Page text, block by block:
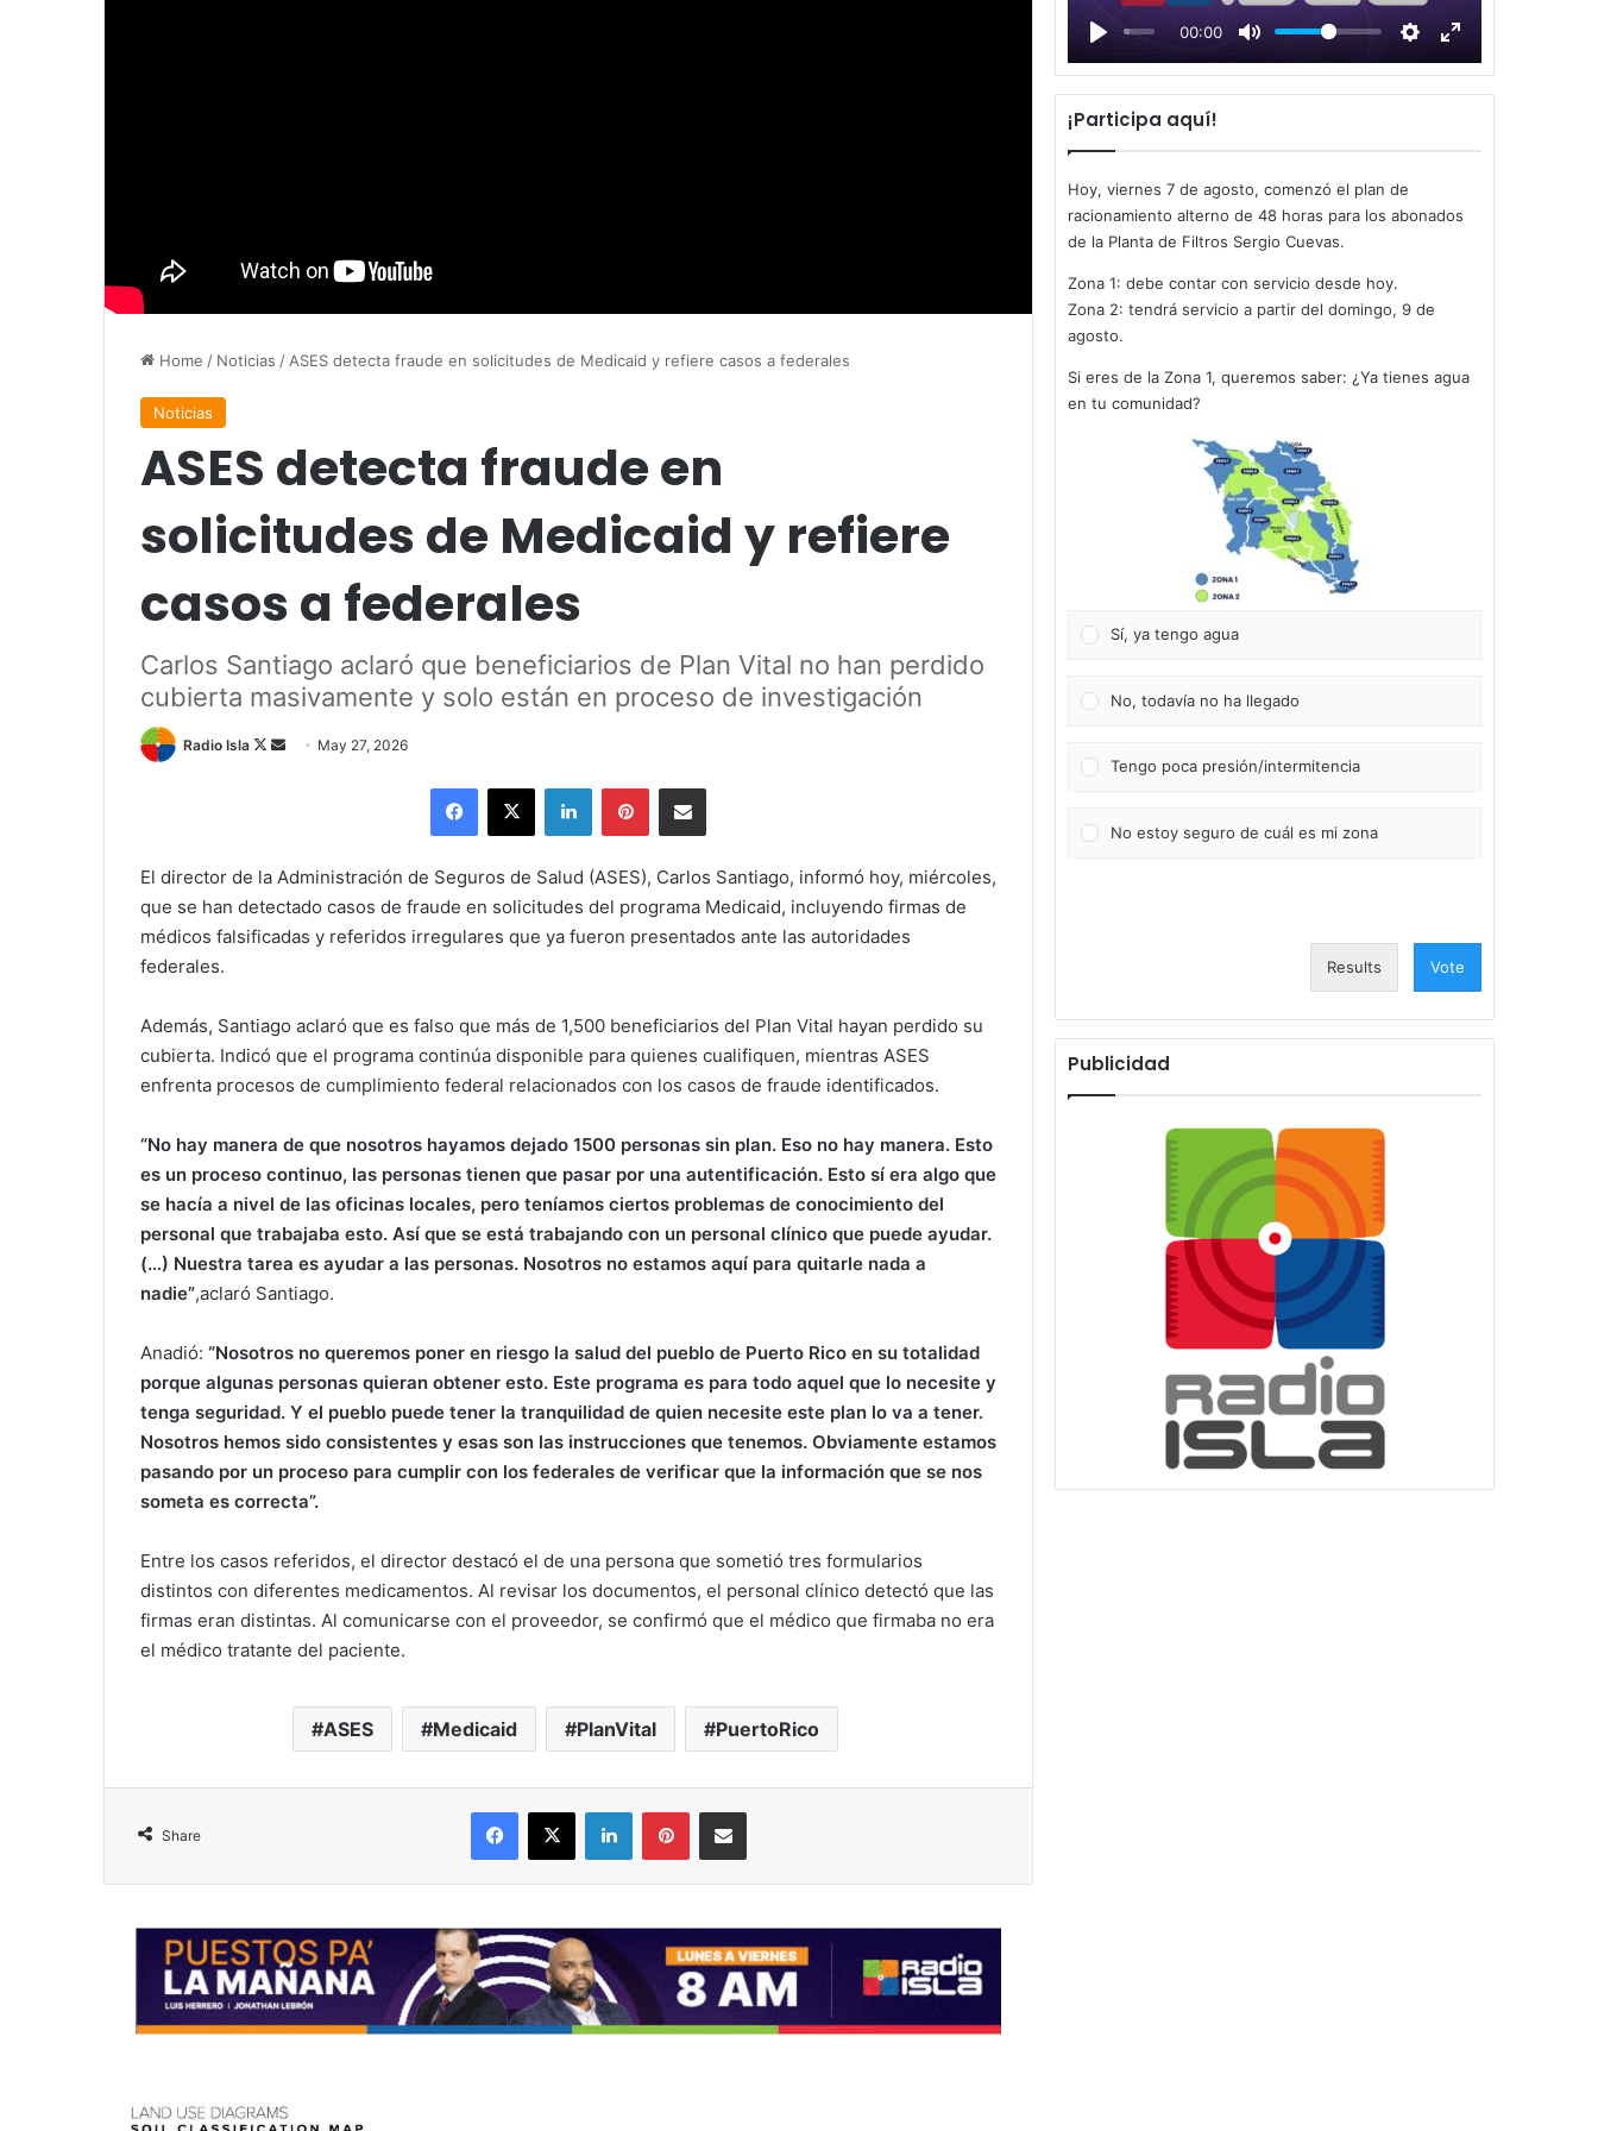
Home / Noticias /ASES detecta fraude en solicitudes de Medicaid y refiere casos a federales
Noticias
ASES detecta fraude en
solicitudes de Medicaid y refiere
casos a federales
Carlos Santiago aclaró que beneficiarios de Plan Vital no han perdido
cubierta masivamente y solo están en proceso de investigación
Radio Isla
Follow
Send May 27, 2026
Facebook
X LinkedInPinterestShare via Email
El director de la Administración de Seguros de Salud (ASES), Carlos Santiago, informó hoy, miércoles,
que se han detectado casos de fraude en solicitudes del programa Medicaid, incluyendo firmas de
médicos falsificadas y referidos irregulares que ya fueron presentados ante las autoridades
federales.
Además, Santiago aclaró que es falso que más de 1,500 beneficiarios del Plan Vital hayan perdido su
cubierta. Indicó que el programa continúa disponible para quienes cualifiquen, mientras ASES
enfrenta procesos de cumplimiento federal relacionados con los casos de fraude identificados.
“No hay manera de que nosotros hayamos dejado 1500 personas sin plan. Eso no hay manera. Esto
es un proceso continuo, las personas tienen que pasar por una autentificación. Esto sí era algo que
se hacía a nivel de las oficinas locales, pero teníamos ciertos problemas de conocimiento del
personal que trabajaba esto. Así que se está trabajando con un personal clínico que puede ayudar.
(…) Nuestra tarea es ayudar a las personas. Nosotros no estamos aquí para quitarle nada a
nadie”,aclaró Santiago.
Anadió: “Nosotros no queremos poner en riesgo la salud del pueblo de Puerto Rico en su totalidad
porque algunas personas quieran obtener esto. Este programa es para todo aquel que lo necesite y
tenga seguridad. Y el pueblo puede tener la tranquilidad de quien necesite este plan lo va a tener.
Nosotros hemos sido consistentes y esas son las instrucciones que tenemos. Obviamente estamos
pasando por un proceso para cumplir con los federales de verificar que la información que se nos
someta es correcta”.
Entre los casos referidos, el director destacó el de una persona que sometió tres formularios
distintos con diferentes medicamentos. Al revisar los documentos, el personal clínico detectó que las
firmas eran distintas. Al comunicarse con el proveedor, se confirmó que el médico que firmaba no era
el médico tratante del paciente.
ASES Medicaid PlanVital PuertoRico
Share
Facebook
X LinkedInPinterestShare via Email
00:00
l
a
y
¡Participa aquí!
Hoy, viernes 7 de agosto, comenzó el plan de
racionamiento alterno de 48 horas para los abonados
de la Planta de Filtros Sergio Cuevas.
Zona 1: debe contar con servicio desde hoy.
Zona 2: tendrá servicio a partir del domingo, 9 de
agosto.
Si eres de la Zona 1, queremos saber: ¿Ya tienes agua
en tu comunidad?
Sí, ya tengo agua
No, todavía no ha llegado
Tengo poca presión/intermitencia
No estoy seguro de cuál es mi zona
Results Vote
Publicidad